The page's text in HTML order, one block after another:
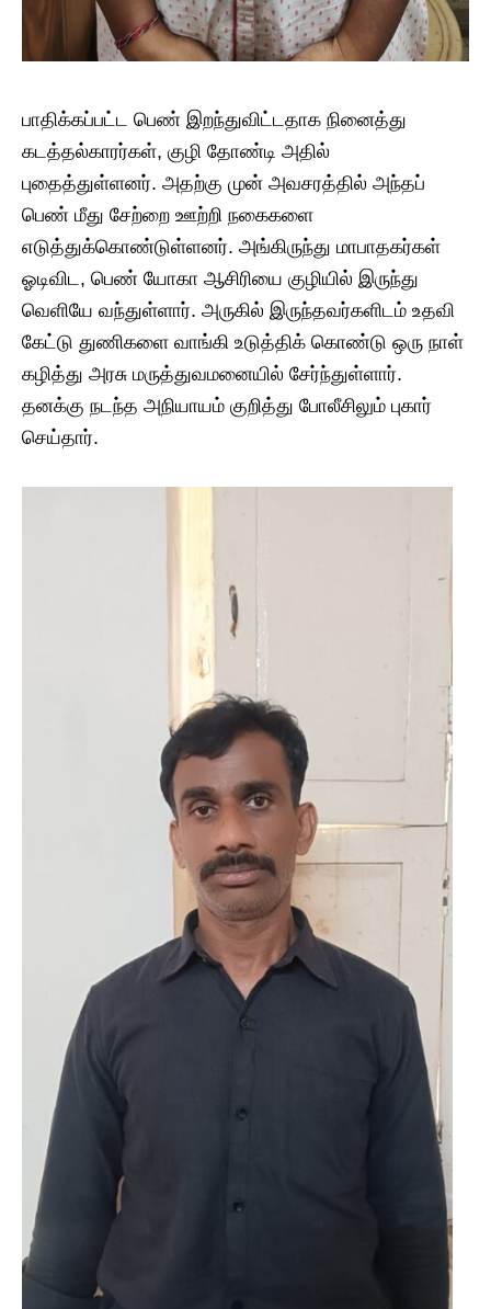
பாதிக்கப்பட்ட பெண் இறந்துவிட்டதாக நினைத்து
கடத்தல்காரர்கள், குழி தோண்டி அதில்
புதைத்துள்ளனர். அதற்கு முன் அவசரத்தில் அந்தப்
பெண் மீது சேற்றை ஊற்றி நகைகளை
எடுத்துக்கொண்டுள்ளனர். அங்கிருந்து மாபாதகர்கள்
ஓடிவிட, பெண் யோகா ஆசிரியை குழியில் இருந்து
வெளியே வந்துள்ளார். அருகில் இருந்தவர்களிடம் உதவி
கேட்டு துணிகளை வாங்கி உடுத்திக் கொண்டு ஒரு நாள்
கழித்து அரசு மருத்துவமனையில் சேர்ந்துள்ளார்.
தனக்கு நடந்த அநியாயம் குறித்து போலீசிலும் புகார்
செய்தார்.